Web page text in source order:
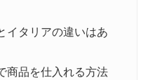
イタリアの違いはあ
商品を仕入れる方法